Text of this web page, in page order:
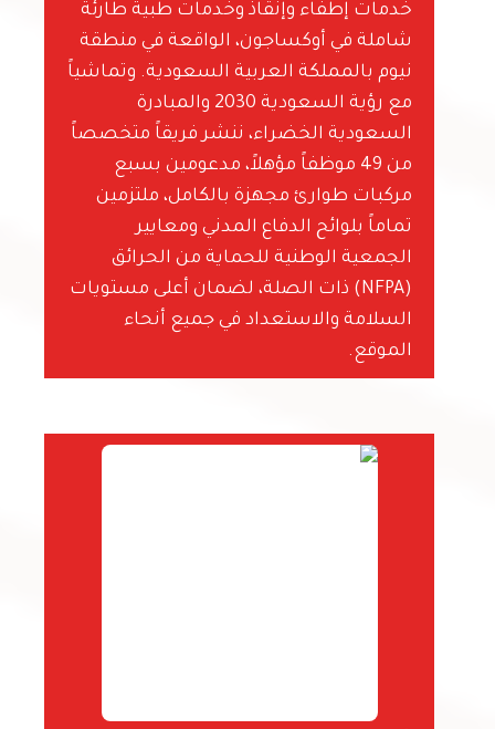
خدمات إطفاء وإنقاذ وخدمات طبية طارئة
شاملة في أوكساجون، الواقعة في منطقة
نيوم بالمملكة العربية السعودية. وتماشياً
مع رؤية السعودية 2030 والمبادرة
السعودية الخضراء، ننشر فريقاً متخصصاً
من 49 موظفاً مؤهلاً، مدعومين بسبع
مركبات طوارئ مجهزة بالكامل، ملتزمين
تماماً بلوائح الدفاع المدني ومعايير
الجمعية الوطنية للحماية من الحرائق
(NFPA) ذات الصلة، لضمان أعلى مستويات
السلامة والاستعداد في جميع أنحاء
الموقع.